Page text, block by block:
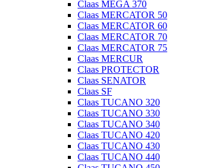
Claas MEGA 370
Claas MERCATOR 50
Claas MERCATOR 60
Claas MERCATOR 70
Claas MERCATOR 75
Claas MERCUR
Claas PROTECTOR
Claas SENATOR
Claas SF
Claas TUCANO 320
Claas TUCANO 330
Claas TUCANO 340
Claas TUCANO 420
Claas TUCANO 430
Claas TUCANO 440